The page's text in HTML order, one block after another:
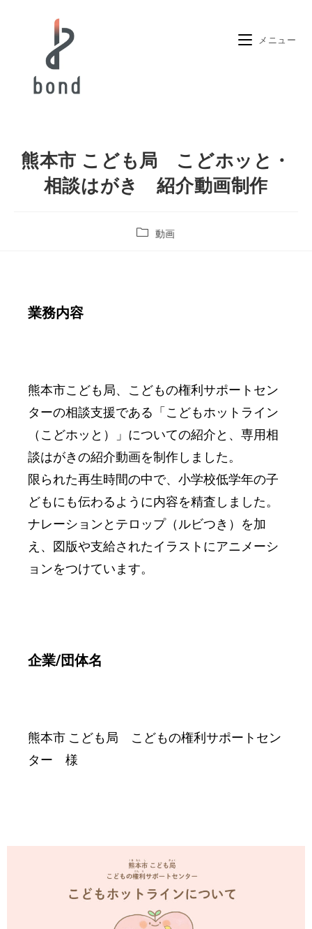
メニュー
熊本市 こども局 こどホッと・
相談はがき 紹介動画制作
動画
業務内容
熊本市こども局、こどもの権利サポートセン
ターの相談支援である「こどもホットライン
（こどホッと）」についての紹介と、専用相
談はがきの紹介動画を制作しました。
限られた再生時間の中で、小学校低学年の子
どもにも伝わるように内容を精査しました。
ナレーションとテロップ（ルビつき）を加
え、図版や支給されたイラストにアニメーシ
ョンをつけています。
企業/団体名
熊本市 こども局 こどもの権利サポートセン
ター 様